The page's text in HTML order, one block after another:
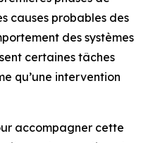
causes probables des
des systèmes
certaines tâches
qu’une intervention
accompagner cette